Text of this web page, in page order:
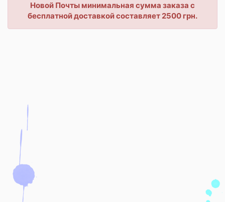
Новой Почты минимальная сумма заказа с
бесплатной доставкой составляет 2500 грн.